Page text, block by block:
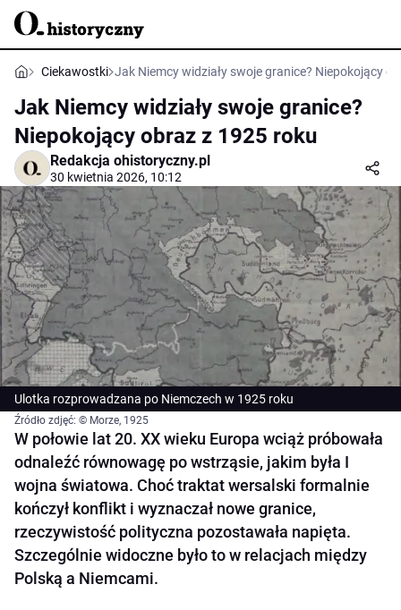
Ciekawostki Jak Niemcy widziały swoje granice? Niepokojący
Jak Niemcy widziały swoje granice?
Niepokojący obraz z 1925 roku
Redakcja ohistoryczny.pl
30 kwietnia 2026, 10:12
Ulotka rozprowadzana po Niemczech w 1925 roku
Źródło zdjęć: © Morze, 1925
W połowie lat 20. XX wieku Europa wciąż próbowała
odnaleźć równowagę po wstrząsie, jakim była I
wojna światowa. Choć traktat wersalski formalnie
kończył konflikt i wyznaczał nowe granice,
rzeczywistość polityczna pozostawała napięta.
Szczególnie widoczne było to w relacjach między
Polską a Niemcami.